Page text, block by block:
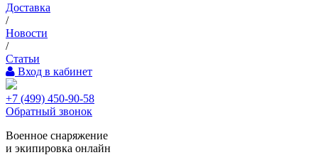
Доставка
/
Новости
/
Статьи
Вход в кабинет
+7 (499) 450-90-58
Обратный звонок
Военное снаряжение
и экипировка онлайн